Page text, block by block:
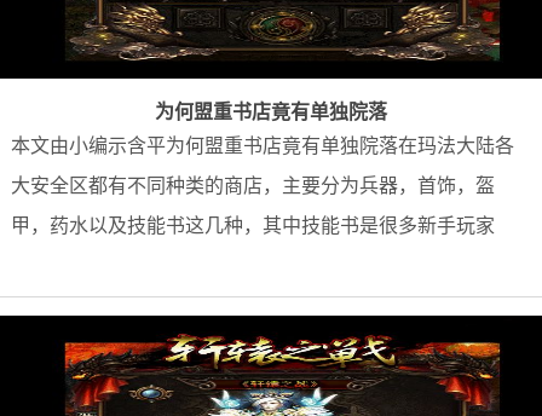
为何盟重书店竟有单独院落
本文由小编示含平为何盟重书店竟有单独院落在玛法大陆各
大安全区都有不同种类的商店，主要分为兵器，首饰，盔
甲，药水以及技能书这几种，其中技能书是很多新手玩家